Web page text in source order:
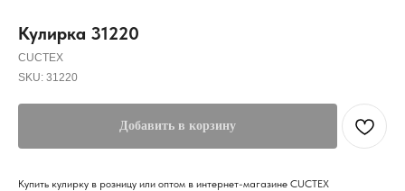
Кулирка 31220
CUCTEX
SKU: 31220
Добавить в корзину
Купить кулирку в розницу или оптом в интернет-магазине CUCTEX